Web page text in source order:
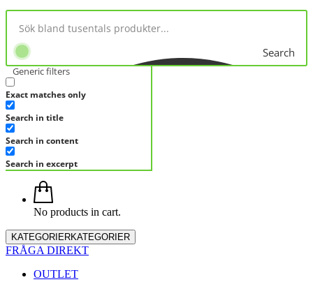
Search
Generic filters
Exact matches only
Search in title
Search in content
Search in excerpt
No products in cart.
KATEGORIERKATEGORIER
FRÅGA DIREKT
OUTLET